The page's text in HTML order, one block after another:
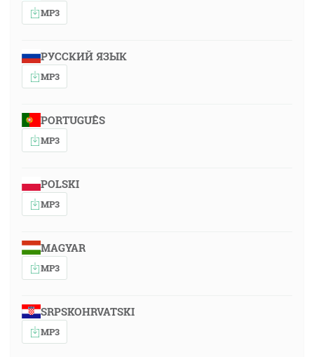
MP3
РУССКИЙ ЯЗЫК
MP3
PORTUGUÊS
MP3
POLSKI
MP3
MAGYAR
MP3
SRPSKOHRVATSKI
MP3